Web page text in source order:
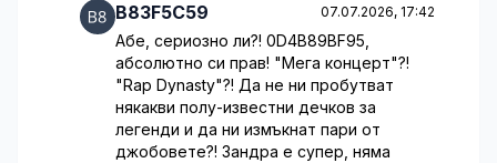
B83F5C59 07.07.2026, 17:42
Абе, сериозно ли?! 0D4B89BF95,
абсолютно си прав! "Мега концерт"?!
"Rap Dynasty"?! Да не ни пробутват
някакви полу-известни дечков за
легенди и да ни измъкнат пари от
джобовете?! Зандра е супер, няма